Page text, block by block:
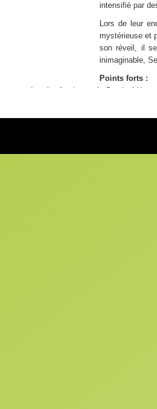
intensifié par
Lors de leur
mystérieuse et
son réveil, il
inimaginable,
Points forts :
– Le père fondateur du Survival